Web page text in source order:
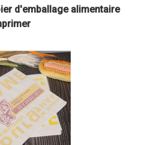
d'emballage alimentaire